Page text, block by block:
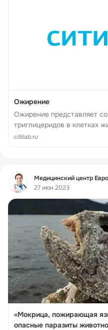
Ожирение
Ожирение представляет
триглицеридов в клетках
менее 20%, у женщин -
citilab.ru
Фид
Медицинский центр
27 июн 2023
«Мокрица, пожирающая
опасные паразиты